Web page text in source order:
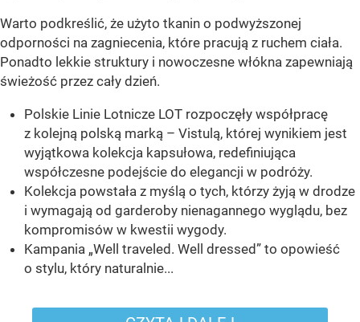
Warto podkreślić, że użyto tkanin o podwyższonej
odporności na zagniecenia, które pracują z ruchem ciała.
Ponadto lekkie struktury i nowoczesne włókna zapewniają
świeżość przez cały dzień.
Polskie Linie Lotnicze LOT rozpoczęły współpracę
z kolejną polską marką – Vistulą, której wynikiem jest
wyjątkowa kolekcja kapsułowa, redefiniująca
współczesne podejście do elegancji w podróży.
Kolekcja powstała z myślą o tych, którzy żyją w drodze
i wymagają od garderoby nienagannego wyglądu, bez
kompromisów w kwestii wygody.
Kampania „Well traveled. Well dressed” to opowieść
o stylu, który naturalnie...